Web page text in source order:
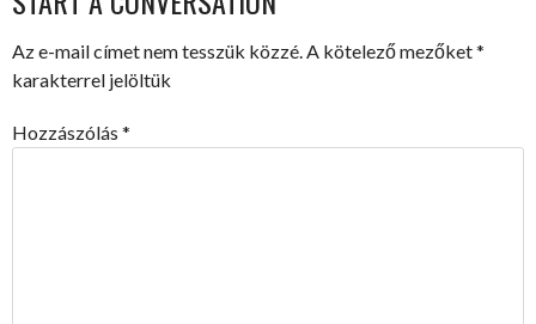
Az e-mail címet nem tesszük közzé.A kötelező mezőket*
karakterrel jelöltük
Hozzászólás *